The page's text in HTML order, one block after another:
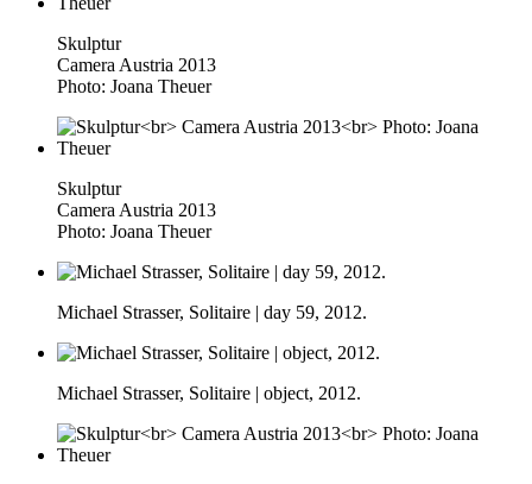
Skulptur
Camera Austria 2013
Photo: Joana Theuer
Skulptur
Camera Austria 2013
Photo: Joana Theuer
Michael Strasser, Solitaire | day 59, 2012.
Michael Strasser, Solitaire | object, 2012.